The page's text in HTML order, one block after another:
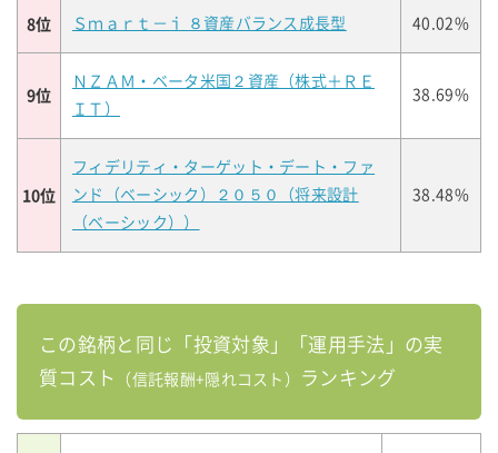
8位 Ｓｍａｒｔ－ｉ ８資産バランス成長型 40.02%
9位
ＮＺＡＭ・ベータ米国２資産（株式＋ＲＥ
ＩＴ）
38.69%
10位
フィデリティ・ターゲット・デート・ファ
ンド（ベーシック）２０５０（将来設計
（ベーシック））
38.48%
この銘柄と同じ「投資対象」「運用手法」の実
質コスト
（信託報酬+隠れコスト） ランキング